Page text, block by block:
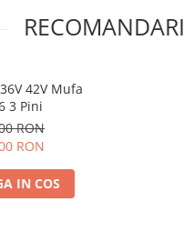
RECOMANDARI
42V Mufa
3 Pini
RON
RON
IN COS